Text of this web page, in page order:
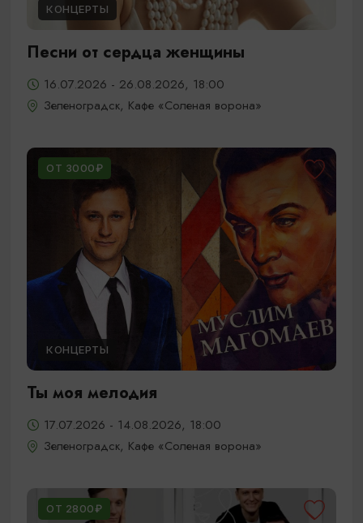
КОНЦЕРТЫ
Песни от сердца женщины
16.07.2026 - 26.08.2026, 18:00
Зеленоградск, Кафе «Соленая ворона»
ОТ 3000₽
КОНЦЕРТЫ
Ты моя мелодия
17.07.2026 - 14.08.2026, 18:00
Зеленоградск, Кафе «Соленая ворона»
ОТ 2800₽